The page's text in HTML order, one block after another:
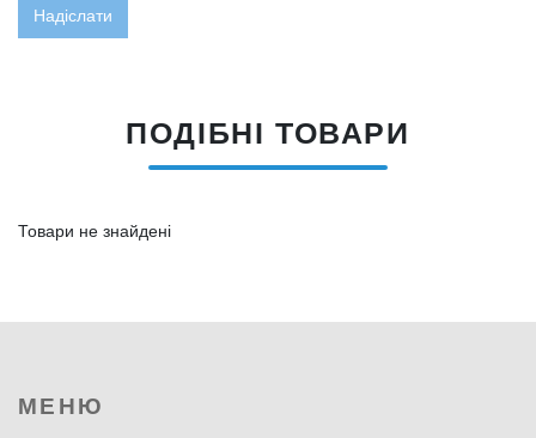
ПОДІБНІ ТОВАРИ
Товари не знайдені
МЕНЮ